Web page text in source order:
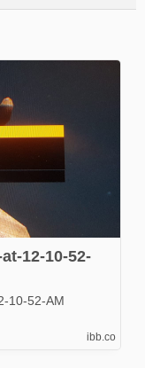
12-10-52-
10-52-AM
ibb.co